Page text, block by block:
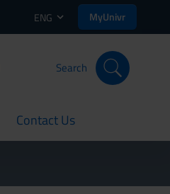
ENG MyUnivr
Search
Contact Us
current